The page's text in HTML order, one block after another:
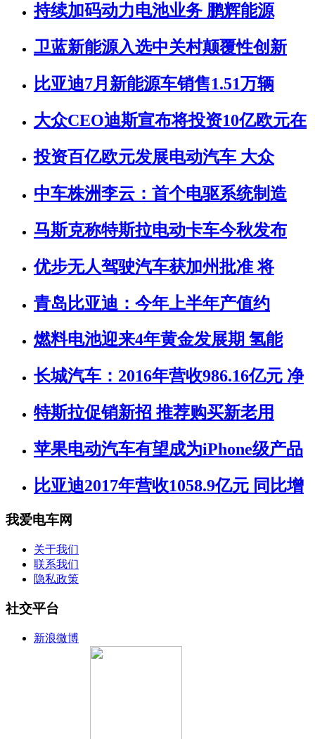
持续加码动力电池业务 鹏辉能源
卫蓝新能源入选中关村颠覆性创新
比亚迪7月新能源车销售1.51万辆
大众CEO迪斯宣布将投资10亿欧元在
投资百亿欧元发展电动汽车 大众
中车株洲李云：首个电驱系统制造
马斯克称特斯拉电动卡车今秋发布
优步无人驾驶汽车获加州批准 将
青岛比亚迪：今年上半年产值约
燃料电池迎来4年黄金发展期 氢能
长城汽车：2016年营收986.16亿元 净
特斯拉促销新招 推荐购买新老用
苹果电动汽车有望成为iPhone级产品
比亚迪2017年营收1058.9亿元 同比增
我爱电车网
关于我们
联系我们
隐私政策
社交平台
新浪微博